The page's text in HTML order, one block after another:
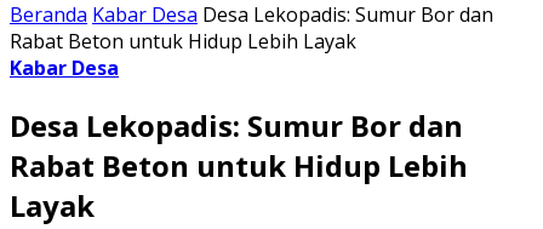
Beranda Kabar Desa Desa Lekopadis: Sumur Bor dan
Rabat Beton untuk Hidup Lebih Layak
Kabar Desa
Desa Lekopadis: Sumur Bor dan
Rabat Beton untuk Hidup Lebih
Layak